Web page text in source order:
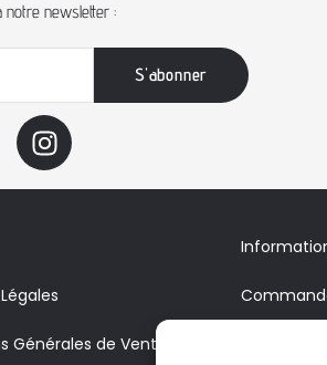
newsletter :
Générales de Vente Avoirs &